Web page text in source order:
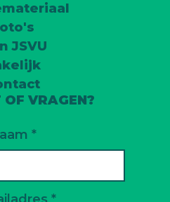
JSVU
VRAGEN?
*